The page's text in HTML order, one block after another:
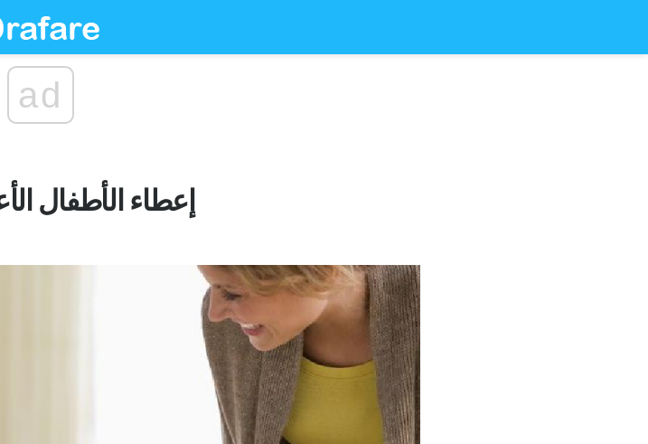
ad
إعطاء الأطفال